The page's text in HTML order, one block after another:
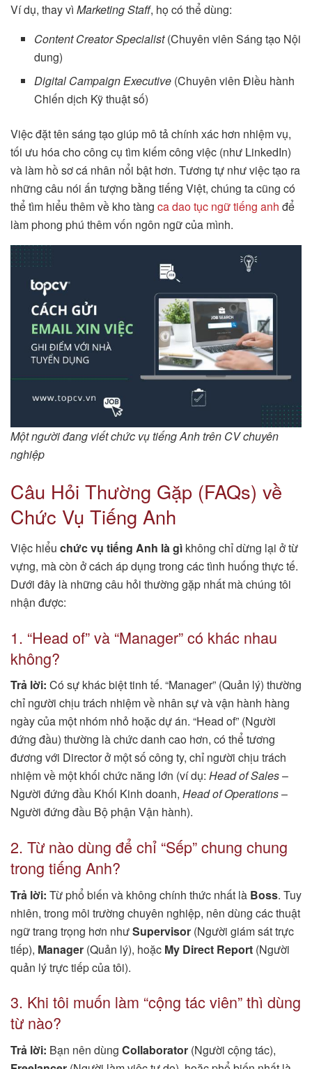
Ví dụ, thay vì Marketing Staff, họ có thể dùng:
Content Creator Specialist(Chuyên viên Sáng tạo Nội
dung)
Digital Campaign Executive (Chuyên viên Điều hành
Chiến dịch Kỹ thuật số)
Việc đặt tên sáng tạo giúp mô tả chính xác hơn nhiệm vụ,
tối ưu hóa cho công cụ tìm kiếm công việc (như LinkedIn)
và làm hồ sơ cá nhân nổi bật hơn. Tương tự như việc tạo ra
những câu nói ấn tượng bằng tiếng Việt, chúng ta cũng có
thể tìm hiểu thêm về kho tàng ca dao tục ngữ tiếng anh để
làm phong phú thêm vốn ngôn ngữ của mình.
Một người đang viết chức vụ tiếng Anh trên CV chuyên
nghiệp
Câu Hỏi Thường Gặp (FAQs) về
Chức Vụ Tiếng Anh
Việc hiểu chức vụ tiếng Anh là gì không chỉ dừng lại ở từ
vựng, mà còn ở cách áp dụng trong các tình huống thực tế.
Dưới đây là những câu hỏi thường gặp nhất mà chúng tôi
nhận được:
1. “Head of” và “Manager” có khác nhau
không?
Trả lời: Có sự khác biệt tinh tế. “Manager” (Quản lý) thường
chỉ người chịu trách nhiệm về nhân sự và vận hành hàng
ngày của một nhóm nhỏ hoặc dự án. “Head of” (Người
đứng đầu) thường là chức danh cao hơn, có thể tương
đương với Director ở một số công ty, chỉ người chịu trách
nhiệm về một khối chức năng lớn (ví dụ: Head of Sales–
Người đứng đầu Khối Kinh doanh, Head of Operations–
Người đứng đầu Bộ phận Vận hành).
2. Từ nào dùng để chỉ “Sếp” chung chung
trong tiếng Anh?
Trả lời: Từ phổ biến và không chính thức nhất là Boss. Tuy
nhiên, trong môi trường chuyên nghiệp, nên dùng các thuật
ngữ trang trọng hơn nhưSupervisor (Người giám sát trực
tiếp), Manager (Quản lý), hoặc My Direct Report (Người
quản lý trực tiếp của tôi).
3. Khi tôi muốn làm “cộng tác viên” thì dùng
từ nào?
Trả lời: Bạn nên dùng Collaborator (Người cộng tác),